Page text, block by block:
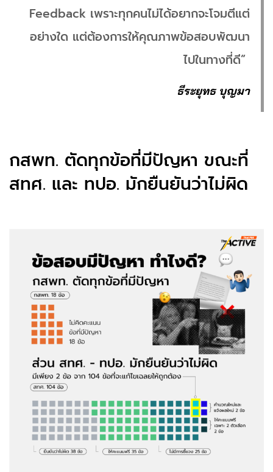
Feedback เพราะทุกคนไม่ได้อยากจะโจมตีแต่
อย่างใด แต่ต้องการให้คุณภาพข้อสอบพัฒนา
ไปในทางที่ดี”
ธีระยุทธ บุญมา
กสพท. ตัดทุกข้อที่มีปัญหา ขณะที่
สทศ. และ ทปอ. มักยืนยันว่าไม่ผิด